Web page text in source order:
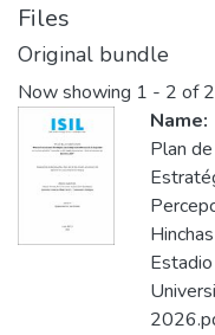
Files
Original bundle
Now showing 1 - 2 of 2
Name:
Plan